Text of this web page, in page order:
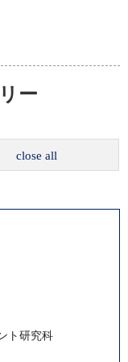
ー
close all
ト研究科